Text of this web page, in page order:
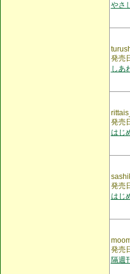
やさ
発売
しあ
発売
はじ
発売
はじ
発売
隔週